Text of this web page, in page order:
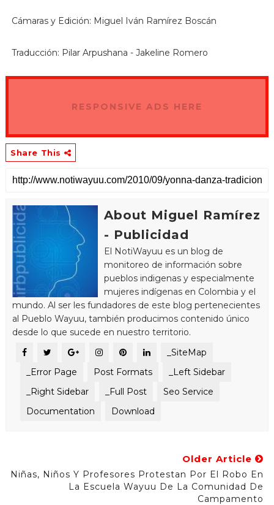
Cámaras y Edición: Miguel Iván Ramírez Boscán
Traducción: Pilar Arpushana - Jakeline Romero
RESPONSIVE ADS HERE
Share This
About Miguel Ramírez
- Publicidad
El NotiWayuu es un blog de
monitoreo de información sobre
pueblos indigenas y especialmente
mujeres indígenas en Colombia y el
mundo. Al ser les fundadores de este blog pertenecientes
al Pueblo Wayuu, también producimos contenido único
desde lo que sucede en nuestro territorio.
_SiteMap
_Error Page
Post Formats
_Left Sidebar
_Right Sidebar
_Full Post
Seo Service
Documentation
Download
Older Article
Niñas, Niños Y Profesores Protestan Por El Robo En
La Escuela Wayuu De La Comunidad De
Campamento